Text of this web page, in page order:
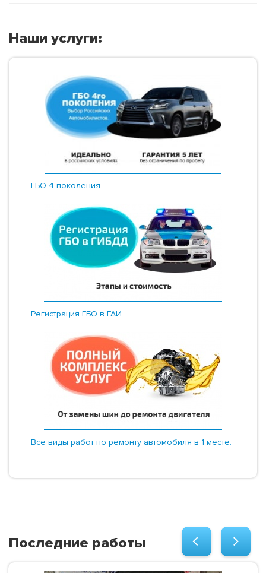
Наши услуги:
ГБО 4 поколения
Регистрация ГБО в ГАИ
Все виды работ по ремонту автомобиля в 1 месте.
Последние работы